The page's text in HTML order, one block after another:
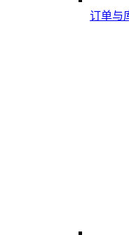
订单与